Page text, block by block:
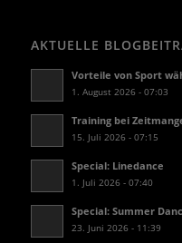
AKTUELLE
Vorteile von Sport
1. August 2026 - 07:03
Training bei
15. Juli 2026 - 07:15
Special: Linedance
1. Juli 2026 - 07:40
Special: Summer
23. Juni 2026 - 11:39